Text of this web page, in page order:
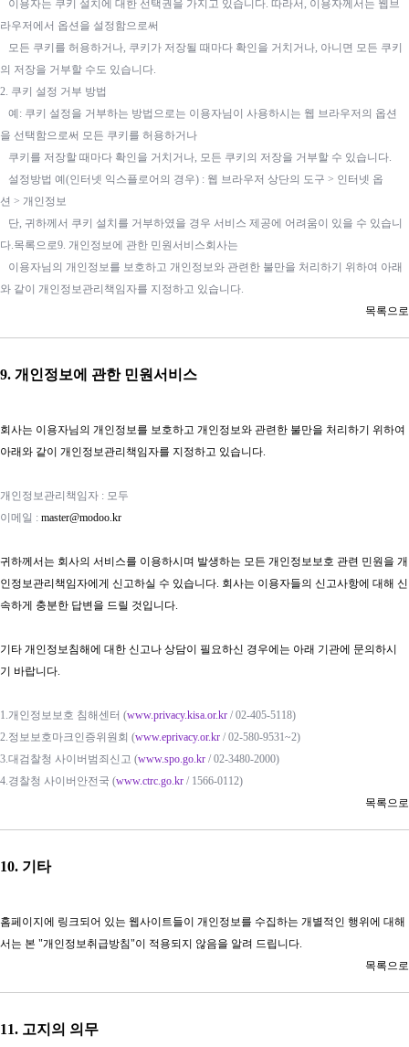
이용자는 쿠키 설치에 대한 선택권을 가지고 있습니다. 따라서, 이용자께서는 웹브
라우저에서 옵션을 설정함으로써
모든 쿠키를 허용하거나, 쿠키가 저장될 때마다 확인을 거치거나, 아니면 모든 쿠키
의 저장을 거부할 수도 있습니다.
2. 쿠키 설정 거부 방법
예: 쿠키 설정을 거부하는 방법으로는 이용자님이 사용하시는 웹 브라우저의 옵션
을 선택함으로써 모든 쿠키를 허용하거나
쿠키를 저장할 때마다 확인을 거치거나, 모든 쿠키의 저장을 거부할 수 있습니다.
설정방법 예(인터넷 익스플로어의 경우) : 웹 브라우저 상단의 도구 > 인터넷 옵
션 > 개인정보
단, 귀하께서 쿠키 설치를 거부하였을 경우 서비스 제공에 어려움이 있을 수 있습니
다.목록으로9. 개인정보에 관한 민원서비스회사는
이용자님의 개인정보를 보호하고 개인정보와 관련한 불만을 처리하기 위하여 아래
와 같이 개인정보관리책임자를 지정하고 있습니다.
목록으로​
9. 개인정보에 관한 민원서비스
회사는 이용자님의 개인정보를 보호하고 개인정보와 관련한 불만을 처리하기 위하여
아래와 같이 개인정보관리책임자를 지정하고 있습니다.
개인정보관리책임자 : 모두
이메일 : master@modoo.kr
귀하께서는 회사의 서비스를 이용하시며 발생하는 모든 개인정보보호 관련 민원을 개
인정보관리책임자에게 신고하실 수 있습니다. 회사는 이용자들의 신고사항에 대해 신
속하게 충분한 답변을 드릴 것입니다.
기타 개인정보침해에 대한 신고나 상담이 필요하신 경우에는 아래 기관에 문의하시
기 바랍니다.
1.개인정보보호 침해센터 (www.privacy.kisa.or.kr / 02-405-5118)
2.정보보호마크인증위원회 (www.eprivacy.or.kr / 02-580-9531~2)
3.대검찰청 사이버범죄신고 (www.spo.go.kr / 02-3480-2000)
4.경찰청 사이버안전국 (www.ctrc.go.kr / 1566-0112)
목록으로​
10. 기타
홈페이지에 링크되어 있는 웹사이트들이 개인정보를 수집하는 개별적인 행위에 대해
서는 본 "개인정보취급방침"이 적용되지 않음을 알려 드립니다.
목록으로​
11. 고지의 의무